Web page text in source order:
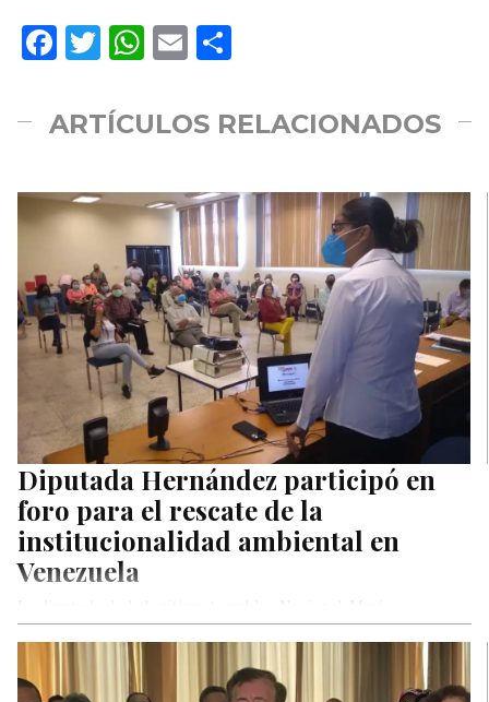
Facebook
Twitter
WhatsApp
Email
ARTÍCULOS RELACIONADOS
Diputada Hernández participó en
foro para el rescate de la
institucionalidad ambiental en
Venezuela
Hernández, participó en el foro: Acciones legislativas
estratégicas para el rescate de…